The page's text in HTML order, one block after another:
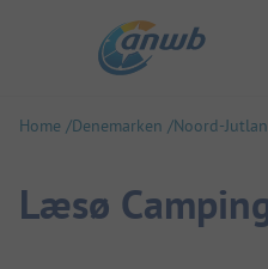
Home Denemarken Noord-
Læsø